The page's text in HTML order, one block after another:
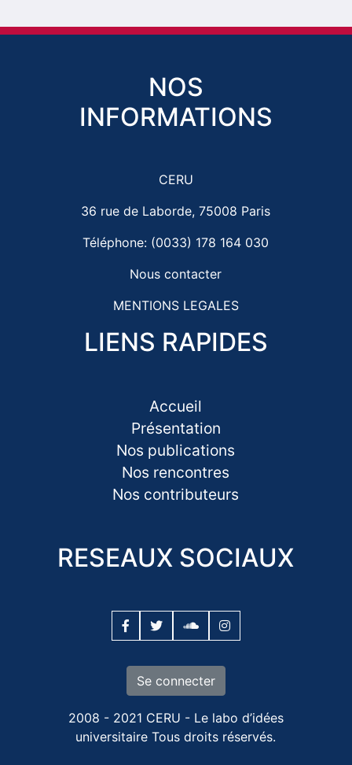
NOS
INFORMATIONS
CERU
36 rue de Laborde, 75008 Paris
Téléphone: (0033) 178 164 030
Nous contacter
MENTIONS LEGALES
LIENS RAPIDES
Accueil
Présentation
Nos publications
Nos rencontres
Nos contributeurs
RESEAUX SOCIAUX
Se connecter
2008 - 2021 CERU - Le labo d’idées
universitaire Tous droits réservés.